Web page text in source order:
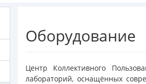
Оборудование
Центр Коллективного
лабораторий, оснащённых